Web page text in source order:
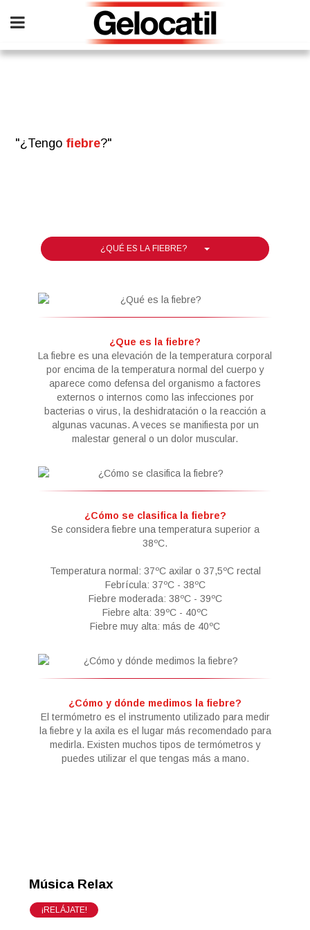
content
"¿Tengo fiebre?"
¿QUÉ ES LA FIEBRE?
¿Que es la fiebre?
La fiebre es una elevación de la temperatura corporal
por encima de la temperatura normal del cuerpo y
aparece como defensa del organismo a factores
externos o internos como las infecciones por
bacterias o virus, la deshidratación o la reacción a
algunas vacunas. A veces se manifiesta por un
malestar general o un dolor muscular.
¿Cómo se clasifica la fiebre?
Se considera fiebre una temperatura superior a
38ºC.
Temperatura normal: 37ºC axilar o 37,5ºC rectal
Febrícula: 37ºC - 38ºC
Fiebre moderada: 38ºC - 39ºC
Fiebre alta: 39ºC - 40ºC
Fiebre muy alta: más de 40ºC
¿Cómo y dónde medimos la fiebre?
El termómetro es el instrumento utilizado para medir
la fiebre y la axila es el lugar más recomendado para
medirla. Existen muchos tipos de termómetros y
puedes utilizar el que tengas más a mano.
Música Relax
¡RELÁJATE!